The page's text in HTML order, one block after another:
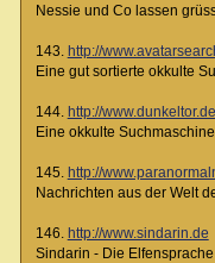
Nessie und Co lassen
143. http://
Eine gut sortierte okkulte
144. http://www.dunkeltor.de
Eine okkulte
145. http://
Nachrichten aus der Welt
146. http://www.sindarin.de
Sindarin - Die